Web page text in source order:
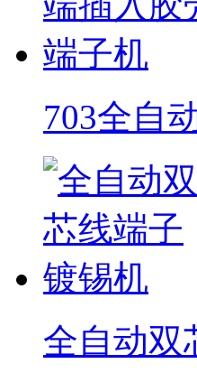
703全自
全自动双